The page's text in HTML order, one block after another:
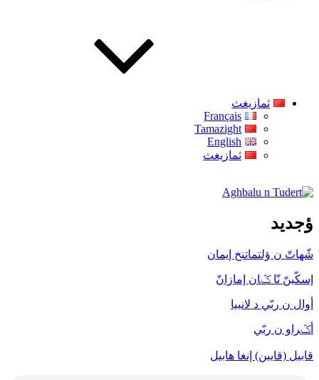
ثمازيغث
Français
Tamazight
English
ثمازيغث
Aghbalu n Tudert
ؤجديد
شّهاتّ ن ؤلتماتنخ إيمان
إسكّينّ نّا ݣان إمازانّ
أوال ن ربّي د لانبيا
أݣراو ن ربّي
قابيل (قايين) إنغا هابيل